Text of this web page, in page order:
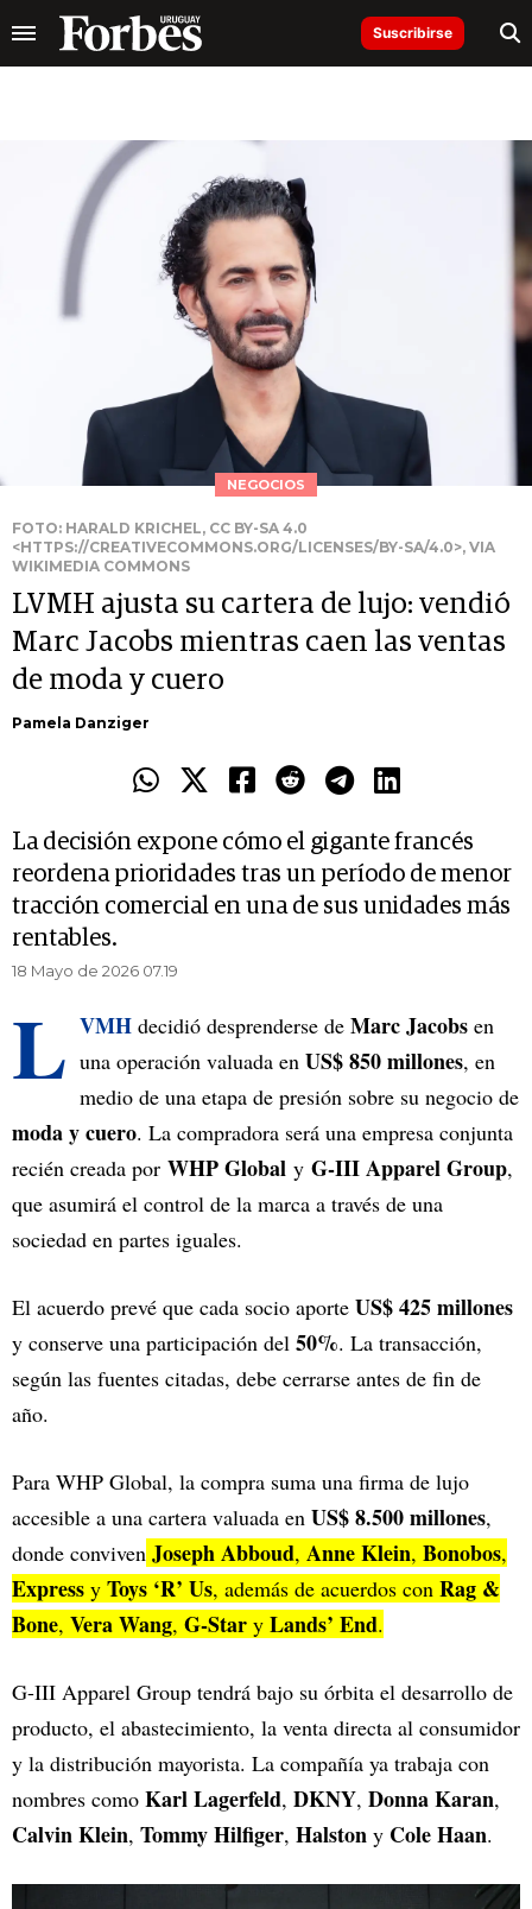
Suscribirse
NEGOCIOS
FOTO: HARALD KRICHEL, CC BY-SA 4.0
<HTTPS://CREATIVECOMMONS.ORG/LICENSES/BY-SA/4.0>, VIA
WIKIMEDIA COMMONS
LVMH ajusta su cartera de lujo: vendió
Marc Jacobs mientras caen las ventas
de moda y cuero
Pamela Danziger
La decisión expone cómo el gigante francés
reordena prioridades tras un período de menor
tracción comercial en una de sus unidades más
rentables.
18 Mayo de 2026 07.19
L VMH decidió desprenderse de Marc Jacobs en
una operación valuada en US$ 850 millones, en
medio de una etapa de presión sobre su negocio de
moda y cuero. La compradora será una empresa conjunta
recién creada por WHP Global y G-III Apparel Group,
que asumirá el control de la marca a través de una
sociedad en partes iguales.
El acuerdo prevé que cada socio aporte US$ 425 millones
y conserve una participación del 50%. La transacción,
según las fuentes citadas, debe cerrarse antes de fin de
año.
Para WHP Global, la compra suma una firma de lujo
accesible a una cartera valuada en US$ 8.500 millones,
donde conviven Joseph Abboud, Anne Klein, Bonobos,
Express y Toys ‘R’ Us, además de acuerdos con Rag &
Bone, Vera Wang, G-Star y Lands’ End.
G-III Apparel Group tendrá bajo su órbita el desarrollo de
producto, el abastecimiento, la venta directa al consumidor
y la distribución mayorista. La compañía ya trabaja con
nombres como Karl Lagerfeld, DKNY, Donna Karan,
Calvin Klein, Tommy Hilfiger, Halston y Cole Haan.